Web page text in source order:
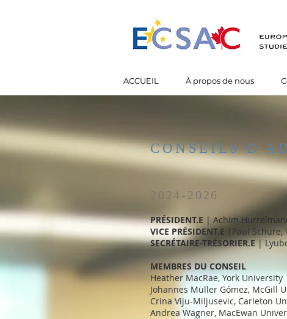
ACCUEIL À propos de nous
CONSEILS
2024-2026
PRÉSIDENT.E | Achim
VICE PRÉSIDENT.E |Paul Schure,
​SECRÉTAIRE-TRÉSORIER.E |
MEMBRES DU CONSEIL
Heather MacRae, York University
Johannes Müller Gómez, McGill
Crina Viju-Miljusevic, Carleton
Andrea Wagner, MacEwan